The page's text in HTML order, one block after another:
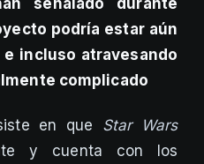
señalado durante
podría estar aún
incluso atravesando
complicado
en que Star Wars
y cuenta con los